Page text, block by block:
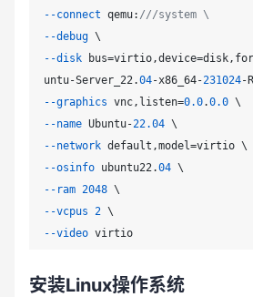
--connect qemu: ///system \
--debug
--disk
untu-Server_22.04-x86_64-231024-
--graphics vnc,listen=0.0.0.0
--name Ubuntu-22.04
--network
--osinfo ubuntu22.04
--ram 2048
--vcpus
2
--video
virtio
安装Linux操作系统